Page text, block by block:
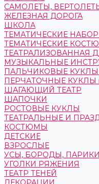
САМОЛЕТЫ,
ЖЕЛЕЗНАЯ ДОРОГА
ШКОЛА
ТЕМАТИЧЕСКИЕ
ТЕМАТИЧЕСКИЕ
ТЕАТРАЛИЗОВАННАЯ
МУЗЫКАЛЬНЫЕ
ПАЛЬЧИКОВЫЕ
ПЕРЧАТОЧНЫЕ КУКЛЫ
ШАГАЮЩИЙ ТЕАТР
ШАПОЧКИ
РОСТОВЫЕ КУКЛЫ
ТЕАТРАЛЬНЫЕ И
КОСТЮМЫ
ДЕТСКИЕ
ВЗРОСЛЫЕ
УСЫ, БОРОДЫ,
УГОЛКИ РЯЖЕНИЯ
ТЕАТР ТЕНЕЙ